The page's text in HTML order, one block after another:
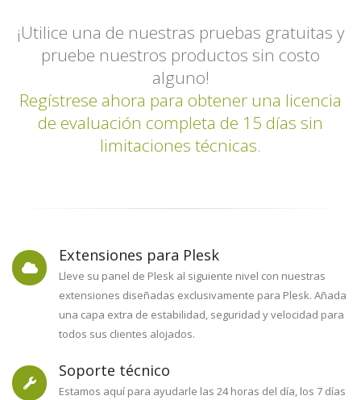
¡Utilice una de nuestras pruebas gratuitas y
pruebe nuestros productos sin costo
alguno!
Regístrese ahora para obtener una licencia
de evaluación completa de 15 días sin
limitaciones técnicas.
Extensiones para Plesk
Lleve su panel de Plesk al siguiente nivel con nuestras
extensiones diseñadas exclusivamente para Plesk. Añada
una capa extra de estabilidad, seguridad y velocidad para
todos sus clientes alojados.
Soporte técnico
Estamos aquí para ayudarle las 24 horas del día, los 7 días